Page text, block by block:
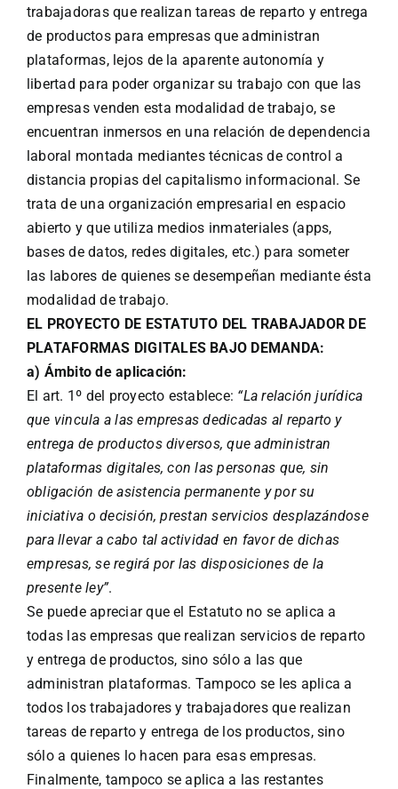
trabajadoras que realizan tareas de reparto y entrega
de productos para empresas que administran
plataformas, lejos de la aparente autonomía y
libertad para poder organizar su trabajo con que las
empresas venden esta modalidad de trabajo, se
encuentran inmersos en una relación de dependencia
laboral montada mediantes técnicas de control a
distancia propias del capitalismo informacional. Se
trata de una organización empresarial en espacio
abierto y que utiliza medios inmateriales (apps,
bases de datos, redes digitales, etc.) para someter
las labores de quienes se desempeñan mediante ésta
modalidad de trabajo.
EL PROYECTO DE ESTATUTO DEL TRABAJADOR DE
PLATAFORMAS DIGITALES BAJO DEMANDA:
a) Ámbito de aplicación:
El art. 1º del proyecto establece: “La relación jurídica
que vincula a las empresas dedicadas al reparto y
entrega de productos diversos, que administran
plataformas digitales, con las personas que, sin
obligación de asistencia permanente y por su
iniciativa o decisión, prestan servicios desplazándose
para llevar a cabo tal actividad en favor de dichas
empresas, se regirá por las disposiciones de la
presente ley”.
Se puede apreciar que el Estatuto no se aplica a
todas las empresas que realizan servicios de reparto
y entrega de productos, sino sólo a las que
administran plataformas. Tampoco se les aplica a
todos los trabajadores y trabajadores que realizan
tareas de reparto y entrega de los productos, sino
sólo a quienes lo hacen para esas empresas.
Finalmente, tampoco se aplica a las restantes